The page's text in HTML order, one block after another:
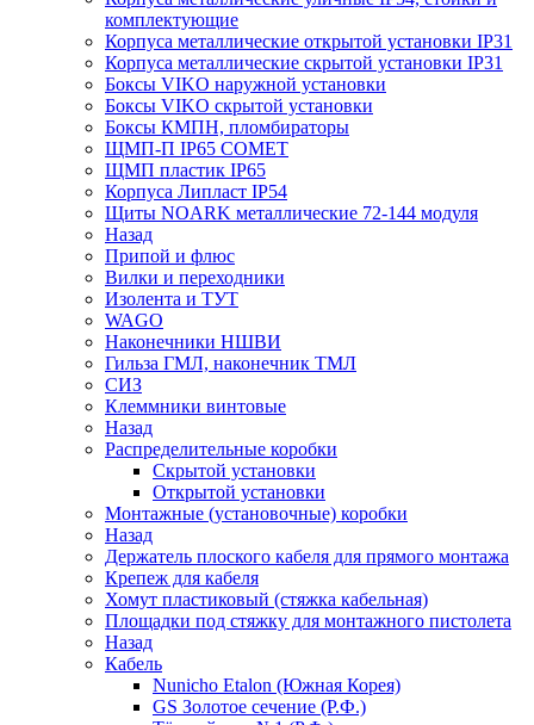
комплектующие
Корпуса металлические открытой установки IP31
Корпуса металлические скрытой установки IP31
Боксы VIKO наружной установки
Боксы VIKO скрытой установки
Боксы КМПН, пломбираторы
ЩМП-П IP65 COMET
ЩМП пластик IP65
Корпуса Липласт IP54
Щиты NOARK металлические 72-144 модуля
Назад
Припой и флюс
Вилки и переходники
Изолента и ТУТ
WAGO
Наконечники НШВИ
Гильза ГМЛ, наконечник ТМЛ
СИЗ
Клеммники винтовые
Назад
Распределительные коробки
Скрытой установки
Открытой установки
Монтажные (установочные) коробки
Назад
Держатель плоского кабеля для прямого монтажа
Крепеж для кабеля
Хомут пластиковый (стяжка кабельная)
Площадки под стяжку для монтажного пистолета
Назад
Кабель
Nunicho Etalon (Южная Корея)
GS Золотое сечение (Р.Ф.)